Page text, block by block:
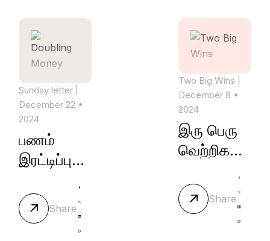
Sunday letter
December 22 •
2024
பணம்
இரட்டிப்பு
Money)Share
Two Big Wins
December 8 •
2024
இரு பெரு
வெற்றிகள்
Wins)Share